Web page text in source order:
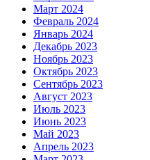
Март 2024
Февраль 2024
Январь 2024
Декабрь 2023
Ноябрь 2023
Октябрь 2023
Сентябрь 2023
Август 2023
Июль 2023
Июнь 2023
Май 2023
Апрель 2023